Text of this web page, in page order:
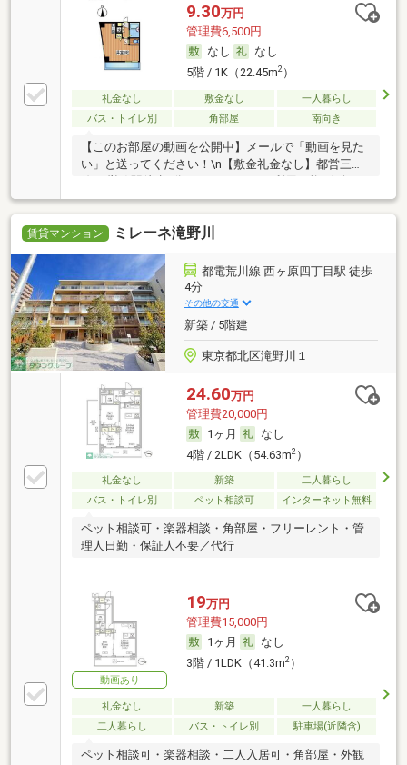
ン☆浴室乾燥付き・クローゼット・シューズボック
ス・バルコニー・室内洗濯機置き場・モニター付きイ
ンターホン・エアコン・シャワートイレ☆オートロッ
ク・エレベーター・宅配ボックス・駐輪場あり☆\n
9.30万円
管理費6,500円
なし
なし
5階 / 1K（22.45m2）
礼金なし 敷金なし
一人暮らし
バス・トイレ別
角部屋 南向き
【このお部屋の動画を公開中】メールで「動画を見た
い」と送ってください！\n【敷金礼金なし】都営三田
線 西巣鴨駅徒歩3分♪さくらトラムも利用可能♪南向き2
面採光＆角部屋♪インターネット利用無料♪ご近所にス
ーパーやコンビニ多数♪\n【充実の設備】２口ガスコン
ロ付きシステムキッチン☆浴室乾燥付き・クローゼッ
ト・シューズボックス・バルコニー・室内洗濯機置き
場・モニター付きインターホン・エアコン・シャワー
トイレ☆オートロック・エレベーター・宅配ボック
ス・駐輪場あり☆
賃貸マンション ミレーネ滝野川
都電荒川線 西ヶ原四丁目駅 徒歩
4分
その他の交通
新築 / 5階建
東京都北区滝野川１
24.60万円
管理費20,000円
1ヶ月
なし
4階 / 2LDK（54.63m2）
礼金なし 新築
二人暮らし
バス・トイレ別
ペット相談可 インターネット無料
ペット相談可・楽器相談・角部屋・フリーレント・管
理人日勤・保証人不要／代行
動画あり
19万円
管理費15,000円
1ヶ月
なし
3階 / 1LDK（41.3m2）
礼金なし 新築
一人暮らし
二人暮らし
バス・トイレ別 駐車場(近隣含)
ペット相談可・楽器相談・二人入居可・角部屋・外観